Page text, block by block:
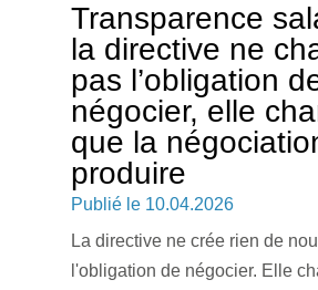
Transparence
la directive ne
pas l’obligation
négocier, elle
que la
produire
10.04.2026
La directive ne crée rien de
l'obligation de négocier. Elle